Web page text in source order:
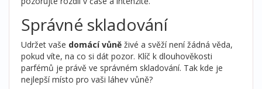
Správné skladování
Udržet vaše domácí vůně živé a svěží není žádná věda,
pokud víte, na co si dát pozor. Klíč k dlouhověkosti
parfémů je právě ve správném skladování. Tak kde je
nejlepší místo pro vaši láhev vůně?